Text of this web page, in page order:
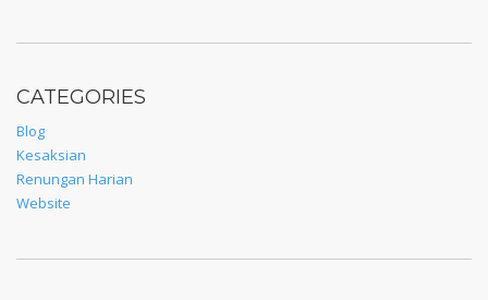
CATEGORIES
Blog
Kesaksian
Renungan Harian
Website